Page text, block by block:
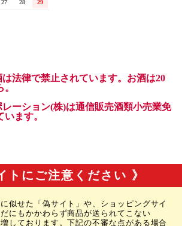
トにご注意ください 》
似せた「偽サイト」や、ショッピングサイ
にもかかわらず商品が送られてこない
増しております。下記の不審な点がある場合